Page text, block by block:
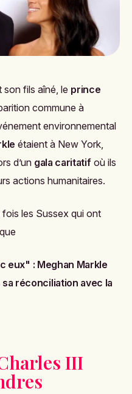
son fils aîné, le prince
commune à
environnemental
étaient à New York,
d’un gala caritatifoù ils
actions humanitaires.
les Sussex qui ont
eux" : Meghan Markle
réconciliation avec la
III